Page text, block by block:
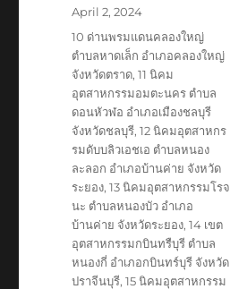
Posted
April 2, 2024
Tags
10 ด่านพรมแดนคลองใหญ่
ตำบลหาดเล็ก อำเภอคลองใหญ่
จังหวัดตราด,11 นิคม
อุตสาหกรรมอมตะนคร ตำบล
ดอนหัวฬอ อำเภอเมืองชลบุรี
จังหวัดชลบุรี,12 นิคมอุตสาหกร
รมดับบลิวเอชเอ ตำบลหนอง
ละลอก อำเภอบ้านค่าย จังหวัด
ระยอง,13 นิคมอุตสาหกรรมโรจ
นะ ตำบลหนองบัว อำเภอ
บ้านค่าย จังหวัดระยอง,14 เขต
อุตสาหกรรมกบินทรืบุรี ตำบล
หนองกี่ อำเภอกบินทร์บุรี จังหวัด
ปราจีนบุรี,15 นิคมอุตสาหกรรม